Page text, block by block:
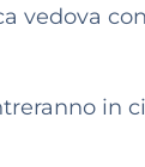
vedova
in